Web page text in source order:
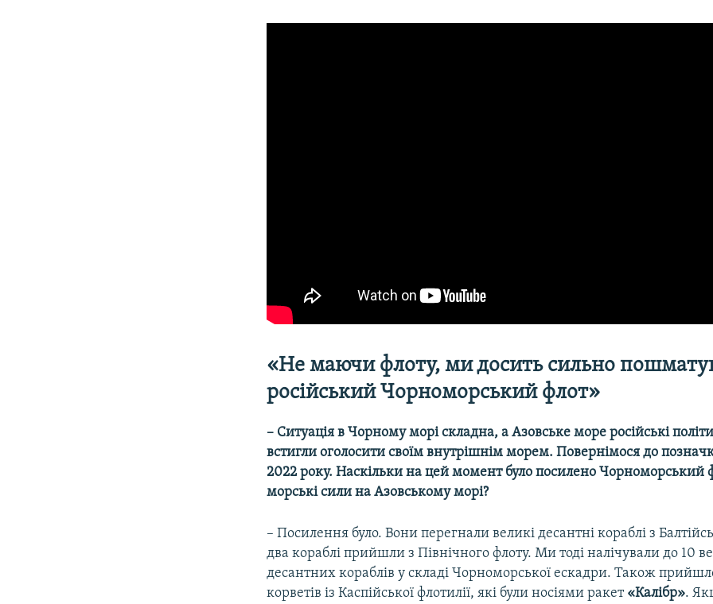
«Не маючи флоту, ми досить сильно
російський Чорноморський флот»
– Ситуація в Чорному морі складна, а Азовське море російські
встигли оголосити своїм внутрішнім морем. Повернімося до
2022 року. Наскільки на цей момент було посилено Чорноморський
морські сили на Азовському морі?
– Посилення було. Вони перегнали великі десантні кораблі з
два кораблі прийшли з Північного флоту. Ми тоді налічували до 10
десантних кораблів у складі Чорноморської ескадри. Також
корветів із Каспійської флотилії, які були носіями ракет «Калібр».